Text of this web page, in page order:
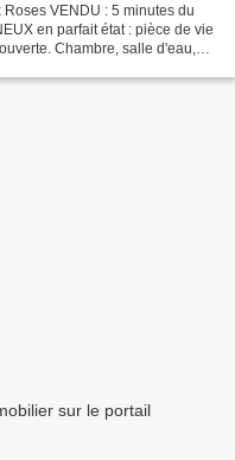
VENDU : 5 minutes du
en parfait état : pièce de vie
Chambre, salle d'eau,
sur le portail